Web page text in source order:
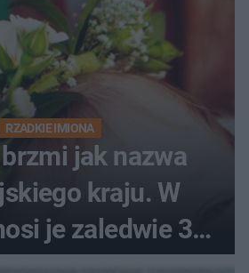
RZADKIE IMIONA
jak nazwa
kraju. W
je zaledwie 3
kobiety